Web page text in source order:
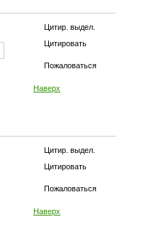
Цитир. выдел.
Цитировать
Пожаловаться
Наверх
Цитир. выдел.
Цитировать
Пожаловаться
Наверх